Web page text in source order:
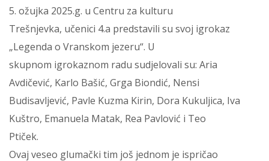
5. ožujka 2025.g. u Centru za kulturu
Trešnjevka, učenici 4.a predstavili su svoj igrokaz
„Legenda o Vranskom jezeru“. U
skupnom igrokaznom radu sudjelovali su: Aria
Avdičević, Karlo Bašić, Grga Biondić, Nensi
Budisavljević, Pavle Kuzma Kirin, Dora Kukuljica, Iva
Kuštro, Emanuela Matak, Rea Pavlović i Teo
Ptiček.
Ovaj veseo glumački tim još jednom je ispričao